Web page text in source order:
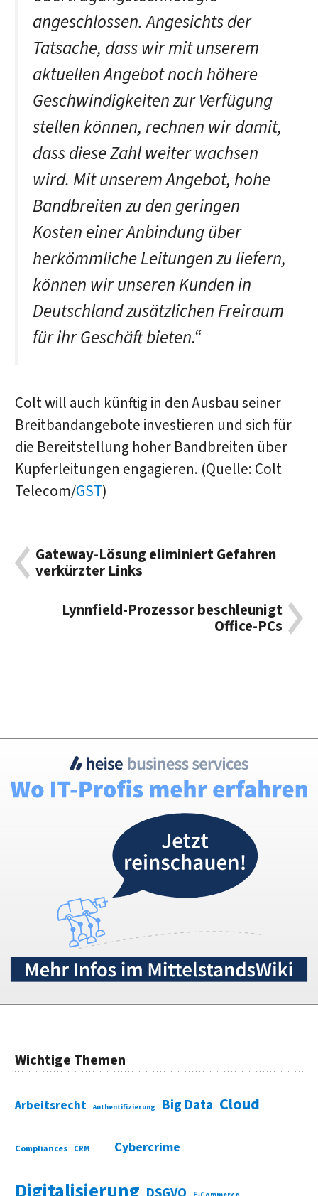
angeschlossen. Angesichts der
Tatsache, dass wir mit unserem
aktuellen Angebot noch höhere
Geschwindigkeiten zur Verfügung
stellen können, rechnen wir damit,
dass diese Zahl weiter wachsen
wird. Mit unserem Angebot, hohe
Bandbreiten zu den geringen
Kosten einer Anbindung über
herkömmliche Leitungen zu liefern,
können wir unseren Kunden in
Deutschland zusätzlichen Freiraum
für ihr Geschäft bieten.“
Colt will auch künftig in den Ausbau seiner
Breitbandangebote investieren und sich für
die Bereitstellung hoher Bandbreiten über
Kupferleitungen engagieren. (Quelle: Colt
Telecom/GST)
Gateway-Lösung eliminiert Gefahren
verkürzter Links
Lynnfield-Prozessor beschleunigt
Office-PCs
Wichtige Themen
Arbeitsrecht Authentifizierung Big Data Cloud
Compliances CRM Cybercrime